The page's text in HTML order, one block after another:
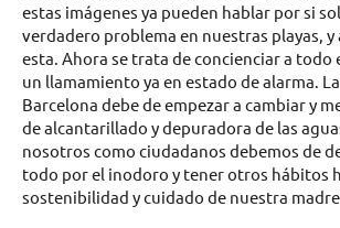
estas imágenes ya pueden hablar por si
verdadero problema en nuestras playas, y
esta. Ahora se trata de concienciar a todo
un llamamiento ya en estado de alarma.
Barcelona debe de empezar a cambiar y
de alcantarillado y depuradora de las
nosotros como ciudadanos debemos de
todo por el inodoro y tener otros hábitos
sostenibilidad y cuidado de nuestra madre